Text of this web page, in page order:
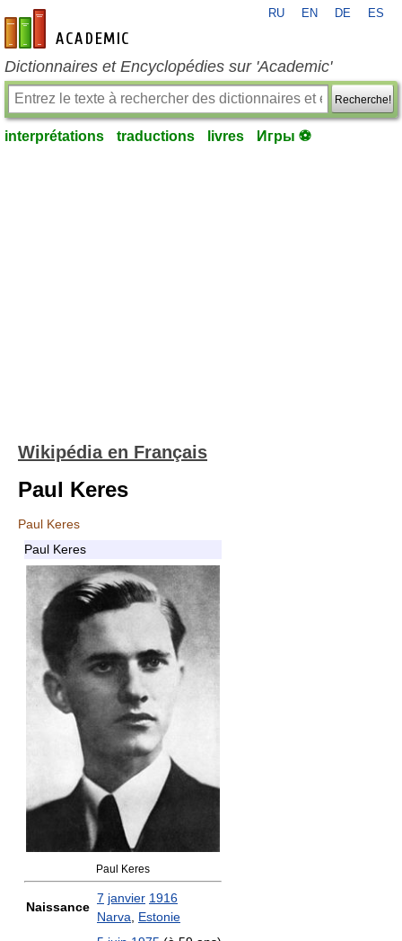
fr-academic.com
RU EN DE ES
Dictionnaires et Encyclopédies sur 'Academic'
Recherche!
interprétations traductions livres Игры ⚽
Wikipédia en Français
Paul Keres
Paul Keres
Paul Keres
Paul Keres
Naissance
7 janvier 1916
Narva
Estonie